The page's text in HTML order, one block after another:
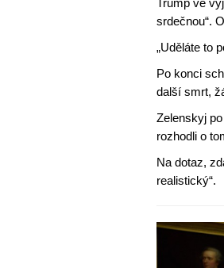
Trump ve
srdečnou“.
„Uděláte to
Po konci
další smrt,
Zelenskyj
rozhodli o
Na dotaz,
realistický“.